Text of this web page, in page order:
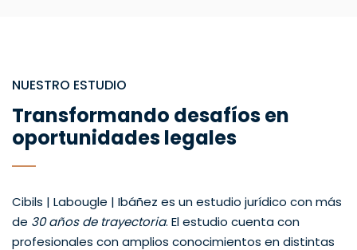
NUESTRO ESTUDIO
Transformando desafíos en
oportunidades legales
Cibils | Labougle | Ibáñez es un estudio jurídico con más
de 30 años de trayectoria. El estudio cuenta con
profesionales con amplios conocimientos en distintas